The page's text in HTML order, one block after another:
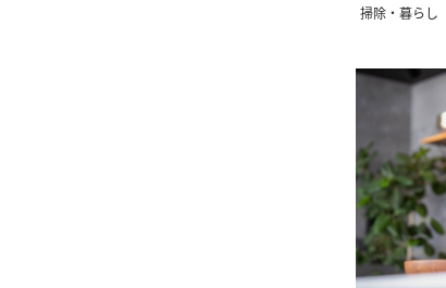
掃除・暮らし